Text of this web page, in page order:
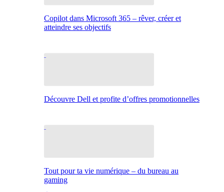
Copilot dans Microsoft 365 – rêver, créer et
atteindre ses objectifs
Découvre Dell et profite d’offres promotionnelles
Tout pour ta vie numérique – du bureau au
gaming